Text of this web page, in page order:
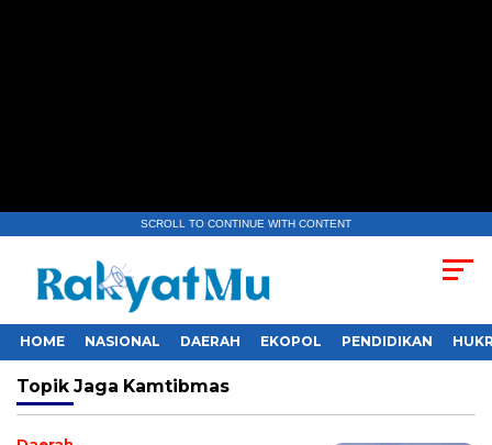
SCROLL TO CONTINUE WITH CONTENT
HOME NASIONAL DAERAH EKOPOL PENDIDIKAN
Topik Jaga Kamtibmas